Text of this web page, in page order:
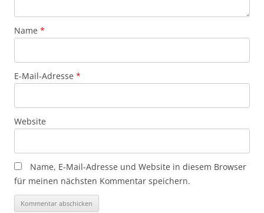
Name *
E-Mail-Adresse *
Website
Name, E-Mail-Adresse und Website in diesem Browser
für meinen nächsten Kommentar speichern.